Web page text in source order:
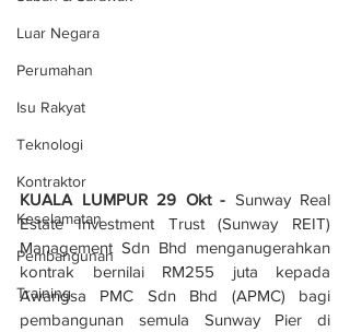
Luar Negara
Perumahan
Isu Rakyat
Teknologi
Kontraktor
Keselamatan
Pembangunan
Training
KUALA LUMPUR 29 Okt - Sunway Real
Estate Investment Trust (Sunway REIT)
Management Sdn Bhd menganugerahkan
kontrak bernilai RM255 juta kepada
Awangsa PMC Sdn Bhd (APMC) bagi
pembangunan semula Sunway Pier di